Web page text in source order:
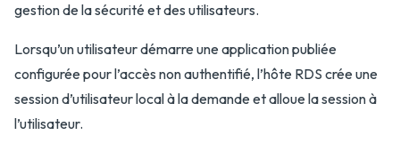
gestion de la sécurité et des utilisateurs.
Lorsqu’un utilisateur démarre une application publiée
configurée pour l’accès non authentifié, l’hôte RDS crée une
session d’utilisateur local à la demande et alloue la session à
l’utilisateur.